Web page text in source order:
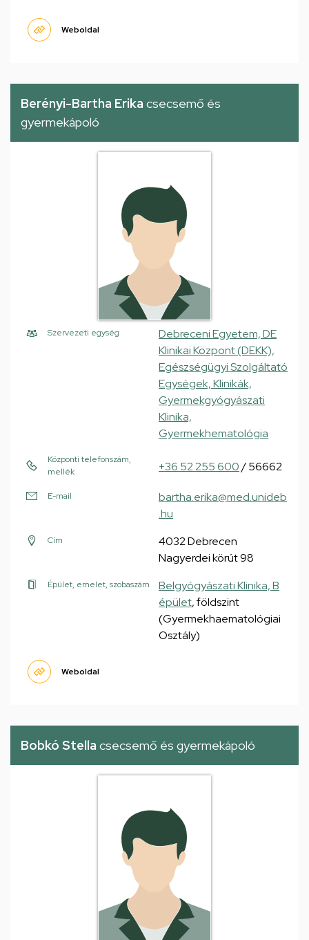
Weboldal
Berényi-Bartha Erika csecsemő és
gyermekápoló
Szervezeti egység
Debreceni Egyetem, DE
Klinikai Központ (DEKK),
Egészségügyi Szolgáltató
Egységek, Klinikák,
Gyermekgyógyászati
Klinika,
Gyermekhematológia
Központi telefonszám,
mellék
+36 52 255 600/ 56662
E-mail
bartha.erika@med.unideb
.hu
Cím
4032 Debrecen
Nagyerdei körút 98
Épület, emelet, szobaszám
Belgyógyászati Klinika, B
épület, földszint
(Gyermekhaematológiai
Osztály)
Weboldal
Bobkó Stella csecsemő és gyermekápoló